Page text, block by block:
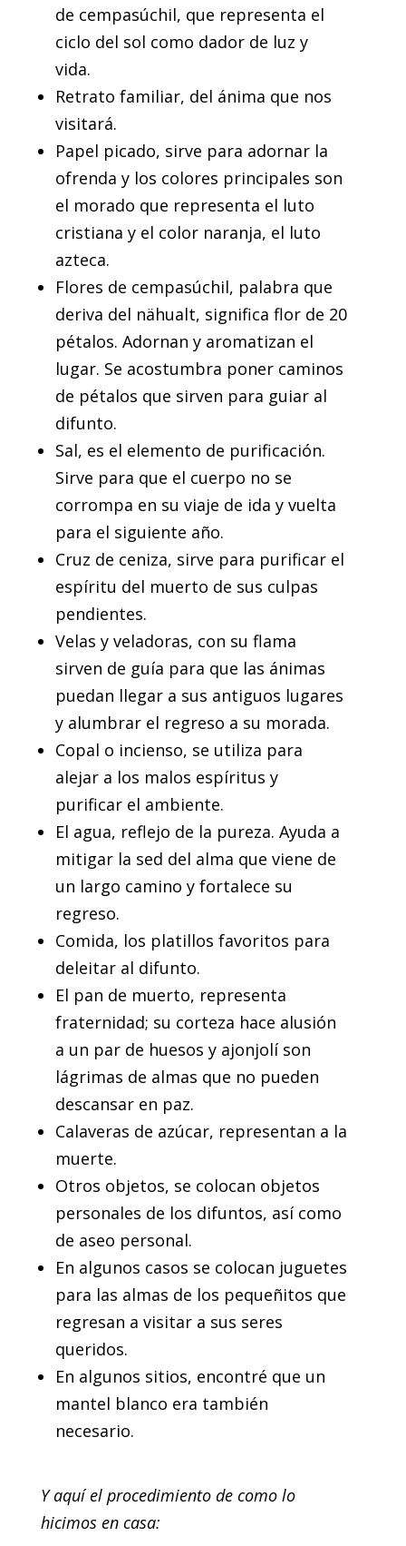
de cempasúchil, que representa el
ciclo del sol como dador de luz y
vida.
Retrato familiar, del ánima que nos
visitará.
Papel picado, sirve para adornar la
ofrenda y los colores principales son
el morado que representa el luto
cristiana y el color naranja, el luto
azteca.
Flores de cempasúchil, palabra que
deriva del nähualt, significa flor de 20
pétalos. Adornan y aromatizan el
lugar. Se acostumbra poner caminos
de pétalos que sirven para guiar al
difunto.
Sal, es el elemento de purificación.
Sirve para que el cuerpo no se
corrompa en su viaje de ida y vuelta
para el siguiente año.
Cruz de ceniza, sirve para purificar el
espíritu del muerto de sus culpas
pendientes.
Velas y veladoras, con su flama
sirven de guía para que las ánimas
puedan llegar a sus antiguos lugares
y alumbrar el regreso a su morada.
Copal o incienso, se utiliza para
alejar a los malos espíritus y
purificar el ambiente.
El agua, reflejo de la pureza. Ayuda a
mitigar la sed del alma que viene de
un largo camino y fortalece su
regreso.
Comida, los platillos favoritos para
deleitar al difunto.
El pan de muerto, representa
fraternidad; su corteza hace alusión
a un par de huesos y ajonjolí son
lágrimas de almas que no pueden
descansar en paz.
Calaveras de azúcar, representan a la
muerte.
Otros objetos, se colocan objetos
personales de los difuntos, así como
de aseo personal.
En algunos casos se colocan juguetes
para las almas de los pequeñitos que
regresan a visitar a sus seres
queridos.
En algunos sitios, encontré que un
mantel blanco era también
necesario.
Y aquí el procedimiento de como lo
hicimos en casa: